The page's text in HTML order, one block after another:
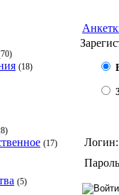
(18)
(17)
(5)
Логин: